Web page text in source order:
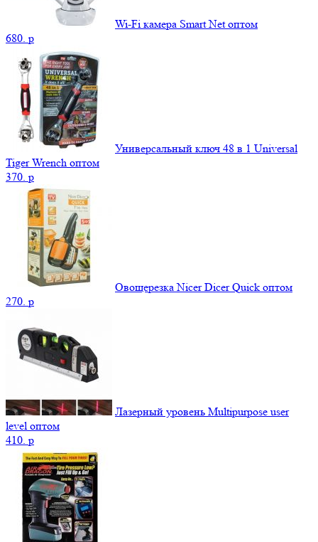
Wi-Fi камера Smart Net оптом
680. p
Универсальный ключ 48 в 1 Universal
Tiger Wrench оптом
370. p
Овощерезка Nicer Dicer Quick оптом
270. p
Лазерный уровень Multipurpose user
level оптом
410. p